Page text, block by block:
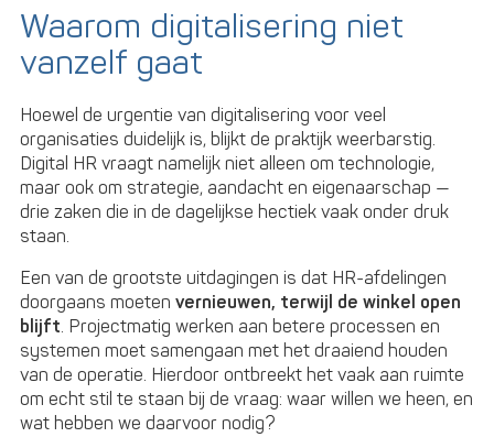
Waarom digitalisering niet
vanzelf gaat
Hoewel de urgentie van digitalisering voor veel
organisaties duidelijk is, blijkt de praktijk weerbarstig.
Digital HR vraagt namelijk niet alleen om technologie,
maar ook om strategie, aandacht en eigenaarschap —
drie zaken die in de dagelijkse hectiek vaak onder druk
staan.
Een van de grootste uitdagingen is dat HR-afdelingen
doorgaans moetenvernieuwen, terwijl de winkel open
blijft. Projectmatig werken aan betere processen en
systemen moet samengaan met het draaiend houden
van de operatie. Hierdoor ontbreekt het vaak aan ruimte
om echt stil te staan bij de vraag: waar willen we heen, en
wat hebben we daarvoor nodig?